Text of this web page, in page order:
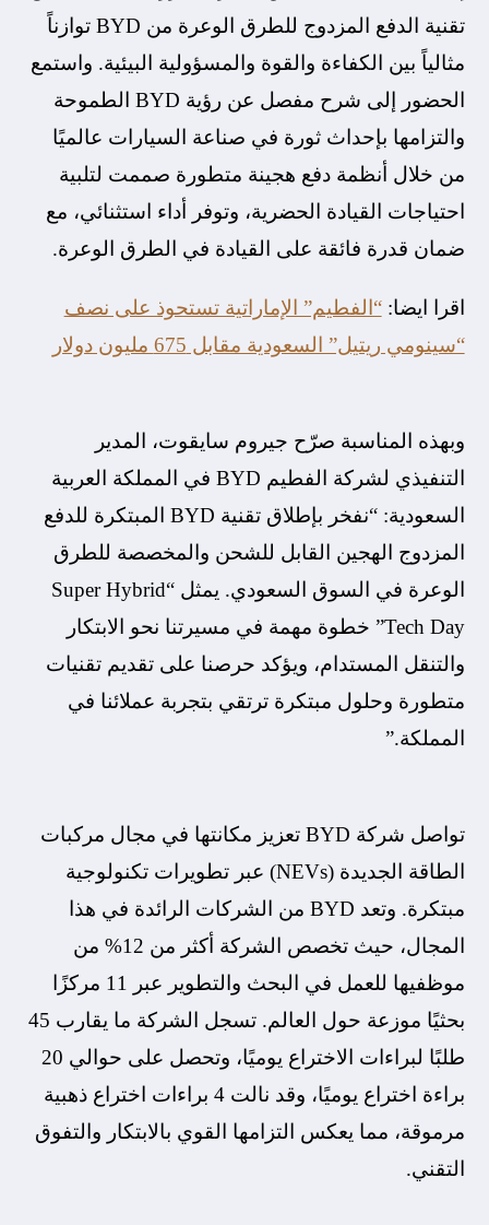
تقنية الدفع المزدوج للطرق الوعرة من BYD توازناً
مثالياً بين الكفاءة والقوة والمسؤولية البيئية. واستمع
الحضور إلى شرح مفصل عن رؤية BYD الطموحة
والتزامها بإحداث ثورة في صناعة السيارات عالميًا
من خلال أنظمة دفع هجينة متطورة صممت لتلبية
احتياجات القيادة الحضرية، وتوفر أداء استثنائي، مع
ضمان قدرة فائقة على القيادة في الطرق الوعرة.
اقرا ايضا:“الفطيم” الإماراتية تستحوذ على نصف
“سينومي ريتيل” السعودية مقابل 675 مليون دولار
وبهذه المناسبة صرّح جيروم سايقوت، المدير
التنفيذي لشركة الفطيم BYD في المملكة العربية
السعودية: “نفخر بإطلاق تقنية BYD المبتكرة للدفع
المزدوج الهجين القابل للشحن والمخصصة للطرق
الوعرة في السوق السعودي. يمثل “Super Hybrid
Tech Day” خطوة مهمة في مسيرتنا نحو الابتكار
والتنقل المستدام، ويؤكد حرصنا على تقديم تقنيات
متطورة وحلول مبتكرة ترتقي بتجربة عملائنا في
المملكة.”
تواصل شركة BYD تعزيز مكانتها في مجال مركبات
الطاقة الجديدة (NEVs) عبر تطويرات تكنولوجية
مبتكرة. وتعد BYD من الشركات الرائدة في هذا
المجال، حيث تخصص الشركة أكثر من 12% من
موظفيها للعمل في البحث والتطوير عبر 11 مركزًا
بحثيًا موزعة حول العالم. تسجل الشركة ما يقارب 45
طلبًا لبراءات الاختراع يوميًا، وتحصل على حوالي 20
براءة اختراع يوميًا، وقد نالت 4 براءات اختراع ذهبية
مرموقة، مما يعكس التزامها القوي بالابتكار والتفوق
التقني.